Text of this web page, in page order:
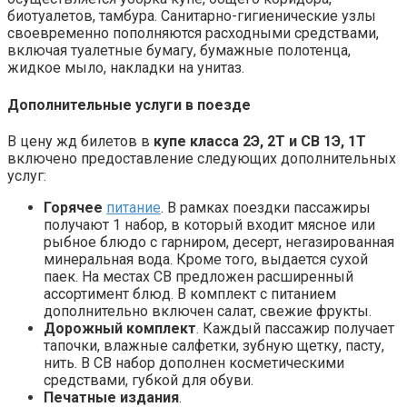
биотуалетов, тамбура. Санитарно-гигиенические узлы
своевременно пополняются расходными средствами,
включая туалетные бумагу, бумажные полотенца,
жидкое мыло, накладки на унитаз.
Дополнительные услуги в поезде
В цену жд билетов в купе класса 2Э, 2Т и СВ 1Э, 1Т
включено предоставление следующих дополнительных
услуг:
Горячее питание. В рамках поездки пассажиры
получают 1 набор, в который входит мясное или
рыбное блюдо с гарниром, десерт, негазированная
минеральная вода. Кроме того, выдается сухой
паек. На местах СВ предложен расширенный
ассортимент блюд. В комплект с питанием
дополнительно включен салат, свежие фрукты.
Дорожный комплект. Каждый пассажир получает
тапочки, влажные салфетки, зубную щетку, пасту,
нить. В СВ набор дополнен косметическими
средствами, губкой для обуви.
Печатные издания.